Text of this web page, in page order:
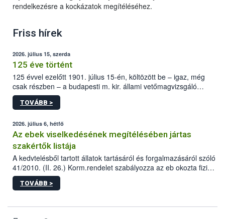
rendelkezésre a kockázatok megítéléséhez.
Friss hírek
2026. július 15, szerda
125 éve történt
125 évvel ezelőtt 1901. július 15-én, költözött be – igaz, még
csak részben – a budapesti m. kir. állami vetőmagvizsgáló
állomás a Kis Rókus utca 15. szám alatti, Czigler Győző által
tervezett új épületébe.
TOVÁBB >
2026. július 6, hétfő
Az ebek viselkedésének megítélésében jártas
szakértők listája
A kedvtelésből tartott állatok tartásáról és forgalmazásáról szóló
41/2010. (II. 26.) Korm.rendelet szabályozza az eb okozta fizikai
sérülés, illetve ennek veszélye keletkezésekor felmerülő
hatósági feladatokat, valamint a veszélyes eb tartását és annak
vonni az ebek viselkedésének megítélésében jártas szakértőt.
TOVÁBB >